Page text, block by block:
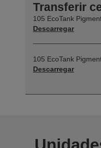
Transferir
105 EcoTank
Descarregar
105 EcoTank
Descarregar